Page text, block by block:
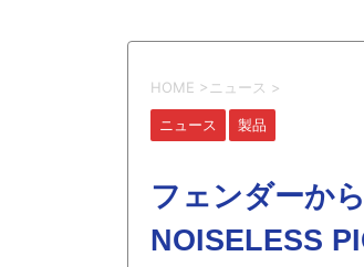
HOME > ニュース >
ニュース 製品
フェンダーか
NOISELESS